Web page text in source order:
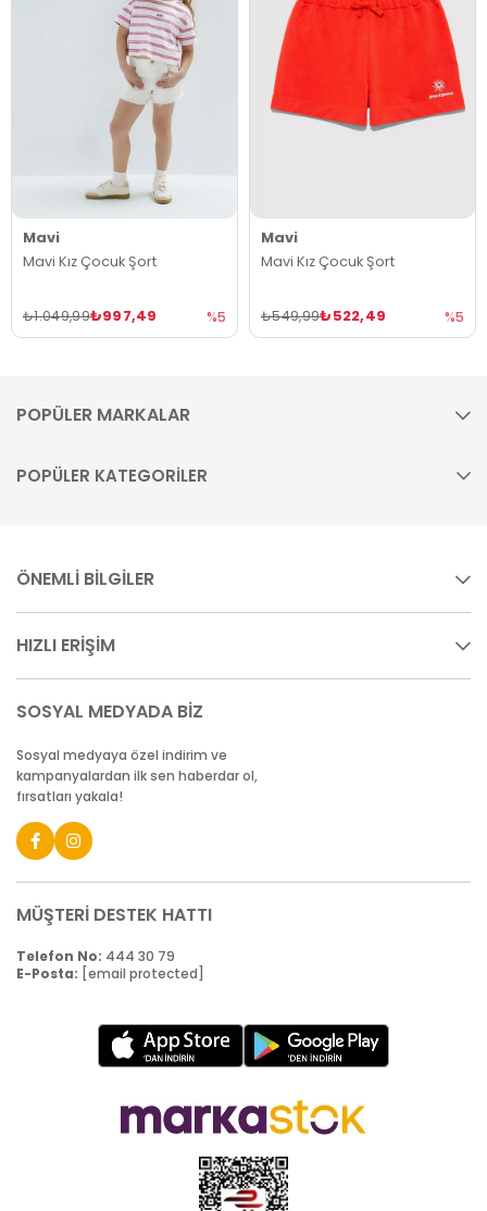
Mavi
Mavi Kız Çocuk Şort
₺997,49
₺1.049,99 %5
Mavi
Mavi Kız Çocuk Şort
₺522,49
₺549,99 %5
POPÜLER MARKALAR
POPÜLER KATEGORİLER
ÖNEMLİ BİLGİLER
HIZLI ERİŞİM
SOSYAL MEDYADA BİZ
Sosyal medyaya özel indirim ve
kampanyalardan ilk sen haberdar ol,
fırsatları yakala!
MÜŞTERİ DESTEK HATTI
Telefon No: 444 30 79
E-Posta: [email protected]